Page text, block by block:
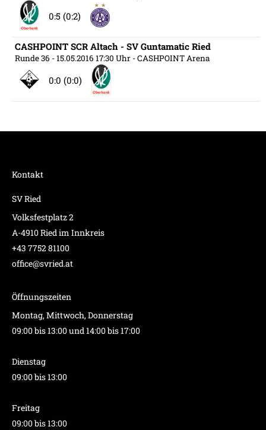
0:5 (0:2)
CASHPOINT SCR Altach - SV Guntamatic Ried
Runde 36 - 15.05.2016 17:30 Uhr - CASHPOINT Arena
0:0 (0:0)
Kontakt
SV Ried
Volksfestplatz 2
A-4910 Ried im Innkreis
+43 7752 81100
office@svried.at
Öffnungszeiten
Montag, Mittwoch, Donnerstag
09:00 bis 13:00 und 14:00 bis 17:00
Dienstag
09:00 bis 13:00
Freitag
09:00 bis 13:00